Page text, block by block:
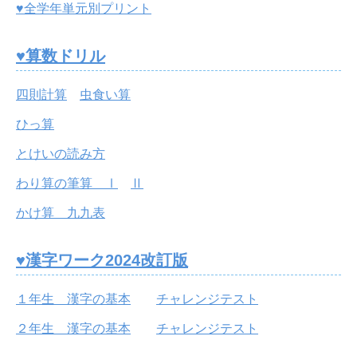
♥全学年単元別プリント
♥算数ドリル
四則計算 虫食い算
ひっ算
とけいの読み方
わり算の筆算 Ⅰ Ⅱ
かけ算 九九表
♥漢字ワーク2024改訂版
１年生 漢字の基本 チャレンジテスト
２年生 漢字の基本 チャレンジテスト